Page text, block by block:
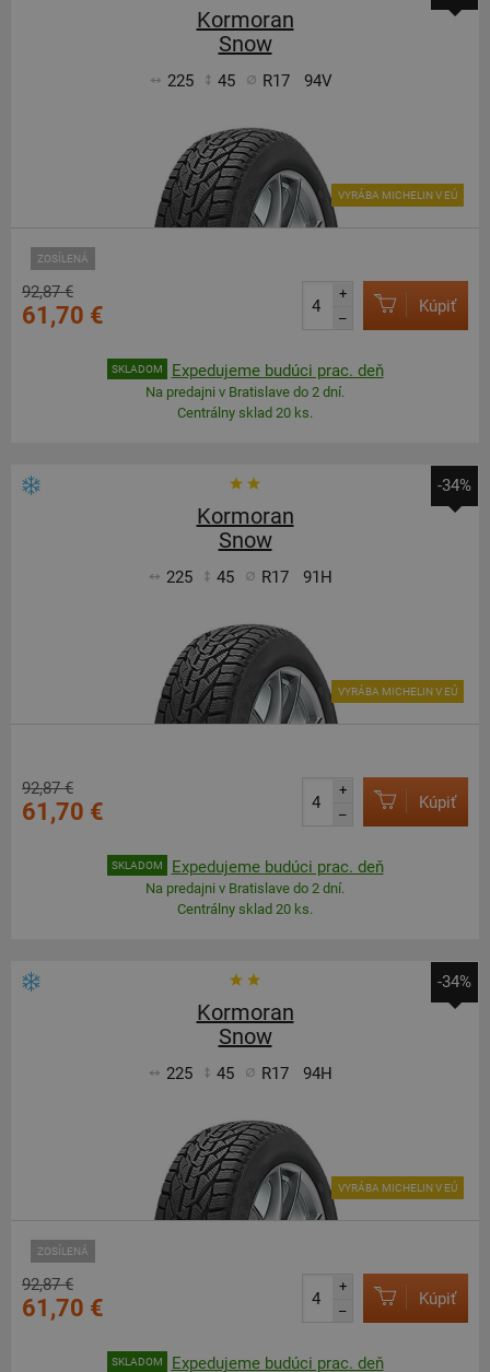
Kormoran
Snow
225 45 R17 94V
ZOSÍLENÁ
VYRÁBA MICHELIN V EÚ
92,87 €
61,70 €
+
–
Kúpiť
SKLADOM Expedujeme budúci prac. deň
Na predajni v Bratislave do 2 dní.
Centrálny sklad 20 ks.
-34%
Kormoran
Snow
225 45 R17 91H
VYRÁBA MICHELIN V EÚ
92,87 €
61,70 €
+
–
Kúpiť
SKLADOM Expedujeme budúci prac. deň
Na predajni v Bratislave do 2 dní.
Centrálny sklad 20 ks.
-34%
Kormoran
Snow
225 45 R17 94H
ZOSÍLENÁ
VYRÁBA MICHELIN V EÚ
92,87 €
61,70 €
+
–
Kúpiť
SKLADOM Expedujeme budúci prac. deň